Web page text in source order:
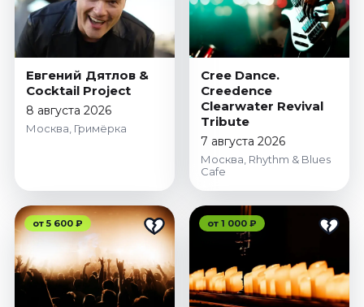
Евгений Дятлов &
Cocktail Project
8 августа 2026
Москва, Гримёрка
Cree Dance.
Creedence
Clearwater Revival
Tribute
7 августа 2026
Москва, Rhythm & Blues
Cafe
от 5 600 ₽ от 1 000 ₽